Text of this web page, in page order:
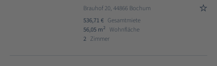
Brauhof 20, 44866 Bochum
536,71 € Gesamtmiete
56,05 m2
Wohnfläche
2 Zimmer